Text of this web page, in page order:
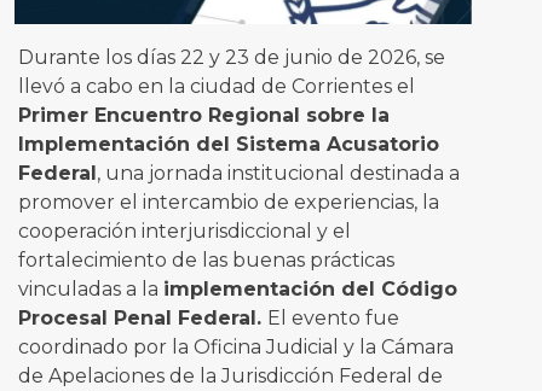
Durante los días 22 y 23 de junio de 2026, se
llevó a cabo en la ciudad de Corrientes el
Primer Encuentro Regional sobre la
Implementación del Sistema Acusatorio
Federal, una jornada institucional destinada a
promover el intercambio de experiencias, la
cooperación interjurisdiccional y el
fortalecimiento de las buenas prácticas
vinculadas a la implementación del Código
Procesal Penal Federal. El evento fue
coordinado por la Oficina Judicial y la Cámara
de Apelaciones de la Jurisdicción Federal de